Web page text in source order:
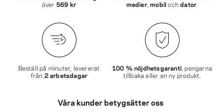
över 569 kr
medier,mobilochdator
Beställ på minuter, levererat
från 2 arbetsdagar
100 % nöjdhetsgaranti , pengarna
tillbaka eller en ny produkt.
Våra kunder betygsätter oss